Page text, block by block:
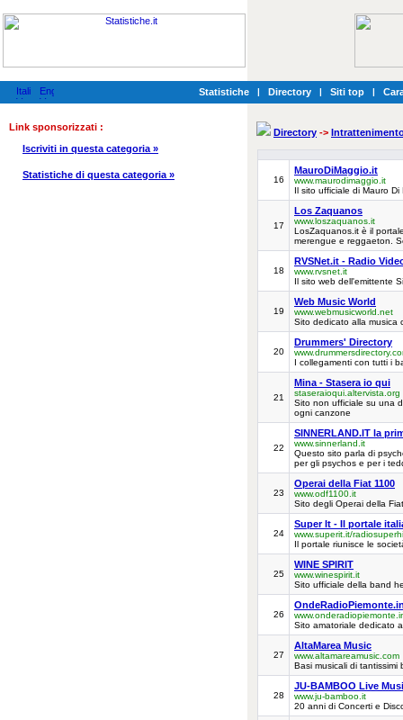
Statistiche | Directory | Siti top |
Link sponsorizzati :
Iscriviti in questa categoria »
Statistiche di questa categoria »
Directory ->
16
MauroDiMaggio.it
www.maurodimaggio.it
Il sito ufficiale di Mauro Di
17
Los Zaquanos
www.loszaquanos.it
LosZaquanos.it è il
merengue e reggaeton.
18
RVSNet.it - Radio
www.rvsnet.it
Il sito web dell'emittente
19
Web Music World
www.webmusicworld.net
Sito dedicato alla musica
20
Drummers' Directory
I collegamenti con tutti i
21
Mina - Stasera io qui
staseraioqui.altervista.org
Sito non ufficiale su una
ogni canzone
22
SINNERLAND.IT la
www.sinnerland.it
Questo sito parla di
per gli psychos e per i
23
Operai della Fiat 1100
www.odf1100.it
Sito degli Operai della
24
Super It - Il portale
www.superit.it/
Il portale riunisce le
25
WINE SPIRIT
www.winespirit.it
Sito ufficiale della band
26
Sito amatoriale dedicato
27
AltaMarea Music
www.altamareamusic.com
Basi musicali di tantissimi
28
JU-BAMBOO Live
www.ju-bamboo.it
20 anni di Concerti e